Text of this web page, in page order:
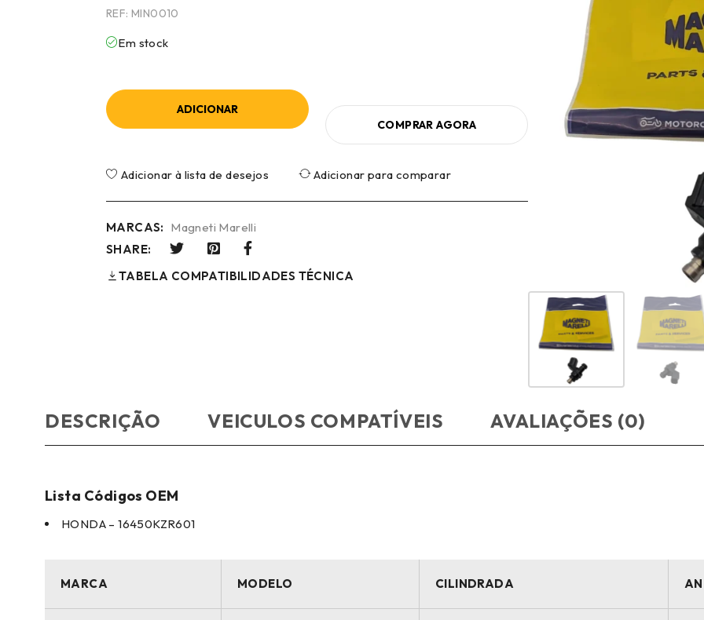
REF: MIN0010
Em stock
ADICIONAR
COMPRAR AGORA
Adicionar à lista de desejos Adicionar para comparar
MARCAS: Magneti Marelli
SHARE:
TABELA COMPATIBILIDADES TÉCNICA
DESCRIÇÃO VEICULOS COMPATÍVEIS AVALIAÇÕES (0)
Lista Códigos OEM
HONDA – 16450KZR601
MARCA MODELO CILINDRADA